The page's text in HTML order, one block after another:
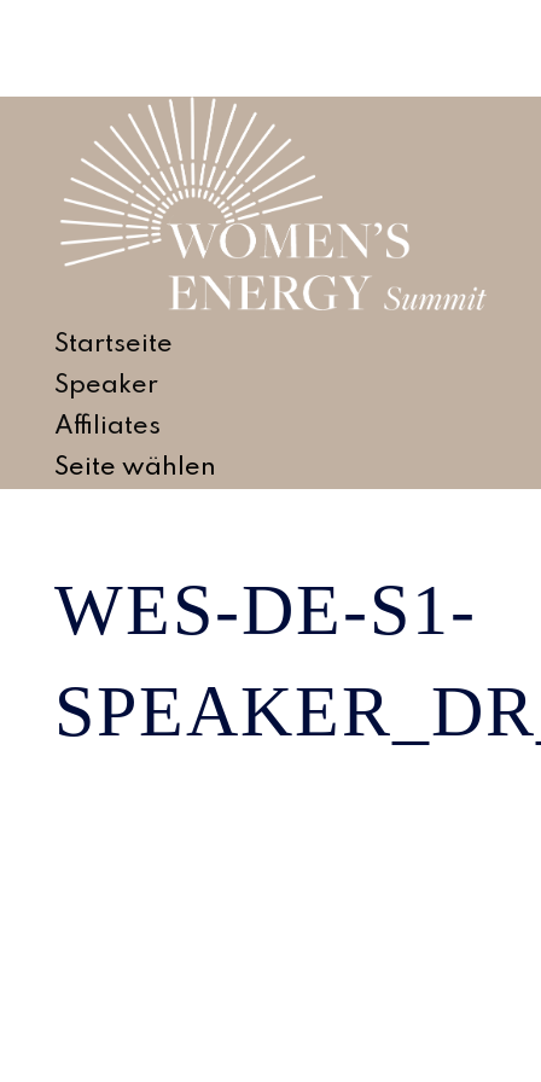
Startseite
Speaker
Affiliates
Seite wählen
WES-DE-S1-